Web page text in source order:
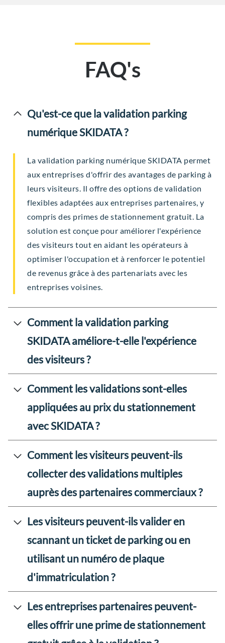
FAQ's
Qu'est-ce que la validation parking
numérique SKIDATA ?
La validation parking numérique SKIDATA permet
aux entreprises d'offrir des avantages de parking à
leurs visiteurs. Il offre des options de validation
flexibles adaptées aux entreprises partenaires, y
compris des primes de stationnement gratuit. La
solution est conçue pour améliorer l'expérience
des visiteurs tout en aidant les opérateurs à
optimiser l'occupation et à renforcer le potentiel
de revenus grâce à des partenariats avec les
entreprises voisines.
Comment la validation parking
SKIDATA améliore-t-elle l'expérience
des visiteurs ?
Comment les validations sont-elles
appliquées au prix du stationnement
avec SKIDATA ?
Comment les visiteurs peuvent-ils
collecter des validations multiples
auprès des partenaires commerciaux ?
Les visiteurs peuvent-ils valider en
scannant un ticket de parking ou en
utilisant un numéro de plaque
d'immatriculation ?
Les entreprises partenaires peuvent-
elles offrir une prime de stationnement